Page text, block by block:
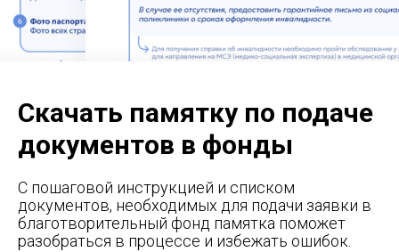
Скачать памятку по подаче
документов в фонды
С пошаговой инструкцией и списком
документов, необходимых для подачи заявки в
благотворительный фонд памятка поможет
разобраться в процессе и избежать ошибок.